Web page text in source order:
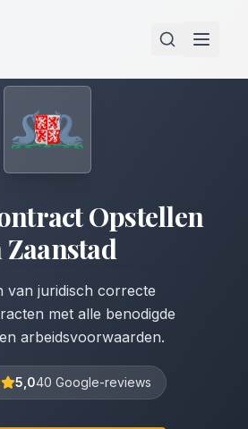
Opstellen
Zaanstad
van juridisch correcte
met alle benodigde
arbeidsvoorwaarden.
5,040 Google-reviews